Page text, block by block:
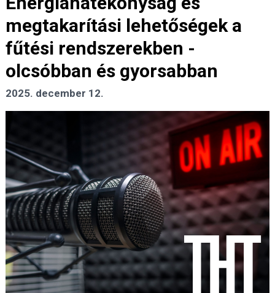
megtakarítási lehetőségek a
fűtési rendszerekben -
olcsóbban és gyorsabban
2025. december 12.